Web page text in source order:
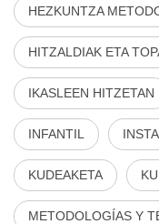
HEZKUNTZA
HITZALDIAK ETA
IKASLEEN HITZETAN
INFANTIL
KUDEAKETA
METODOLOGÍAS Y